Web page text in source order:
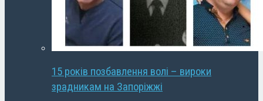
15 років позбавлення волі – вироки
зрадникам на Запоріжжі